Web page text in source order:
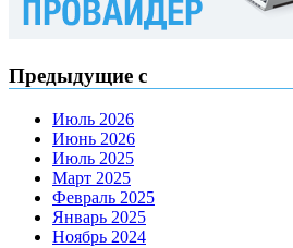
Предыдущие с
Июль 2026
Июнь 2026
Июль 2025
Март 2025
Февраль 2025
Январь 2025
Ноябрь 2024